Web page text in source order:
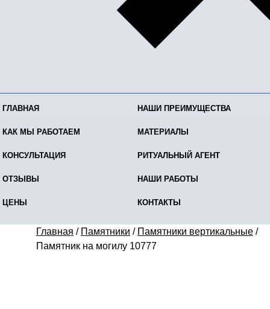
ГЛАВНАЯ НАШИ ПРЕИМУЩЕСТВА
КАК МЫ РАБОТАЕМ МАТЕРИАЛЫ
КОНСУЛЬТАЦИЯ РИТУАЛЬНЫЙ АГЕНТ
ОТЗЫВЫ НАШИ РАБОТЫ
ЦЕНЫ КОНТАКТЫ
Главная / Памятники / Памятники вертикальные /
Памятник на могилу 10777